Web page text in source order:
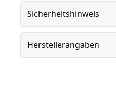
Sicherheitshinweis
Herstellerangaben